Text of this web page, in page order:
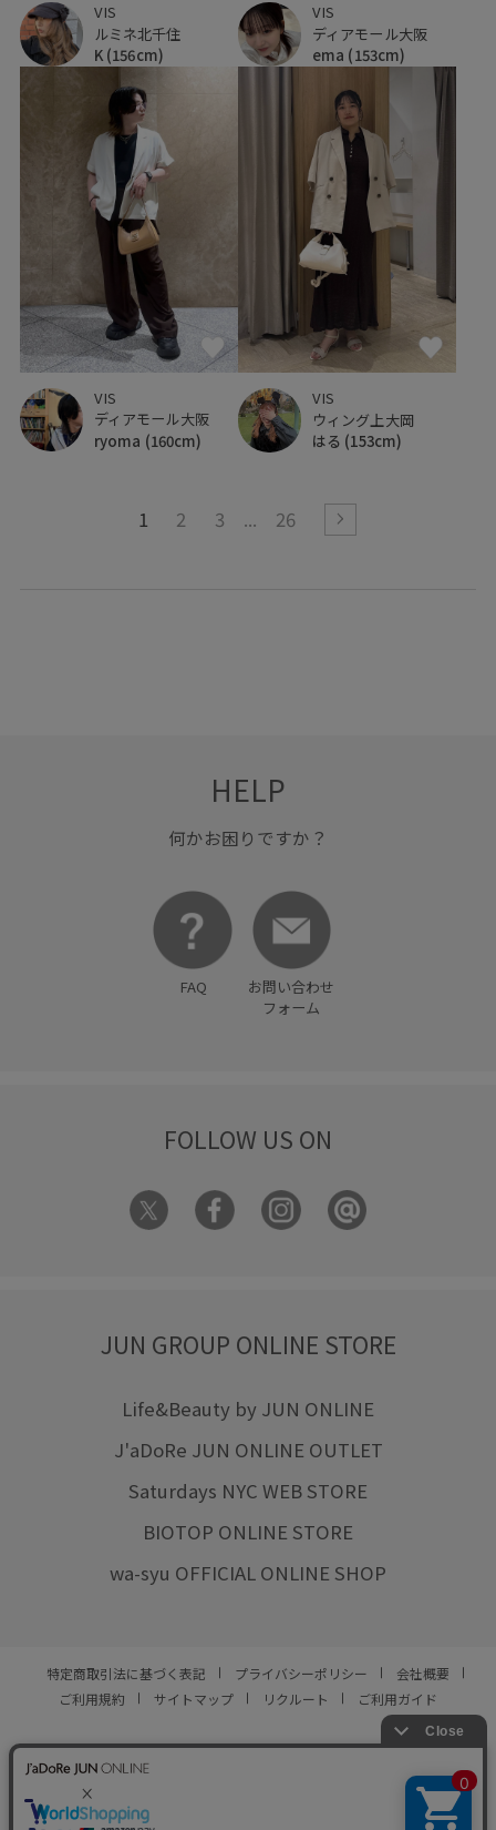
VIS
ルミネ北千住
K (156cm)
VIS
ディアモール大阪
ema (153cm)
VIS
ディアモール大阪
ryoma (160cm)
VIS
ウィング上大岡
はる (153cm)
1 2 3 26
HELP
何かお困りですか？
FAQ
お問い合わせ
フォーム
FOLLOW US ON
JUN GROUP ONLINE STORE
Life&Beauty by JUN ONLINE
J'aDoRe JUN ONLINE OUTLET
Saturdays NYC WEB STORE
BIOTOP ONLINE STORE
wa-syu OFFICIAL ONLINE SHOP
特定商取引法に基づく表記 プライバシーポリシー
会社概要
ご利用規約
サイトマップ リクルート ご利用ガイド
© JUN CO.,LTD. ALL RIGHTS RESERVED.